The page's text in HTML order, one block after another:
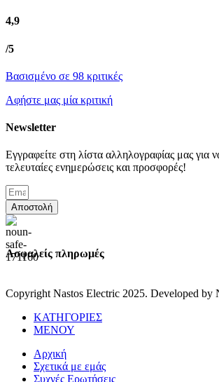
4,9
/5
Βασισμένο σε 98 κριτικές
Αφήστε μας μία κριτική
Newsletter
Εγγραφείτε στη λίστα αλληλογραφίας μας για
τελευταίες ενημερώσεις και προσφορές!
Αποστολή
Ασφαλείς πληρωμές
Copyright Nastos Electric 2025. Developed by
ΚΑΤΗΓΟΡΙΕΣ
ΜΕΝΟΥ
Αρχική
Σχετικά με εμάς
Συχνές Ερωτήσεις